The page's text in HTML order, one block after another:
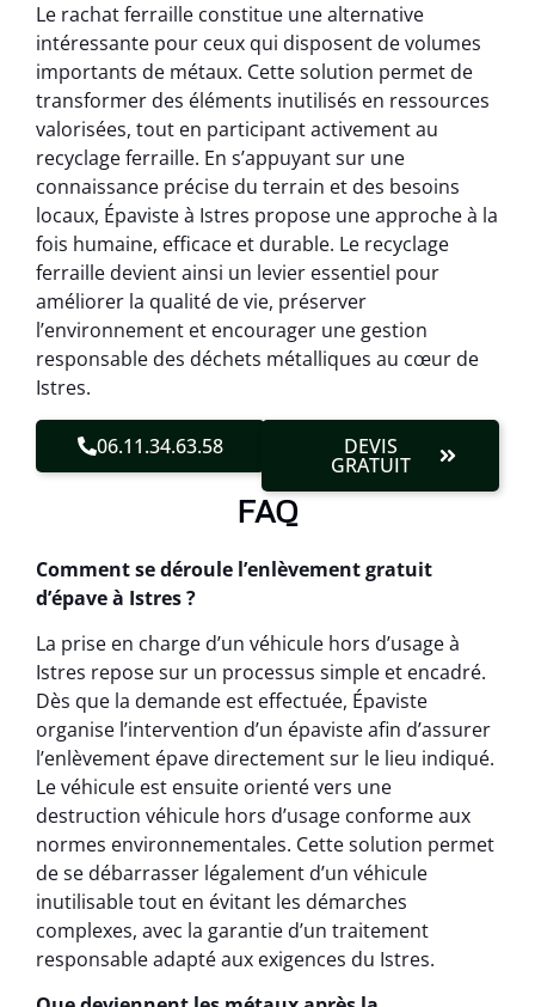
Le rachat ferraille constitue une alternative
intéressante pour ceux qui disposent de volumes
importants de métaux. Cette solution permet de
transformer des éléments inutilisés en ressources
valorisées, tout en participant activement au
recyclage ferraille. En s’appuyant sur une
connaissance précise du terrain et des besoins
locaux, Épaviste à Istres propose une approche à la
fois humaine, efficace et durable. Le recyclage
ferraille devient ainsi un levier essentiel pour
améliorer la qualité de vie, préserver
l’environnement et encourager une gestion
responsable des déchets métalliques au cœur de
Istres.
06.11.34.63.58 DEVIS
GRATUIT
FAQ
Comment se déroule l’enlèvement gratuit
d’épave à Istres ?
La prise en charge d’un véhicule hors d’usage à
Istres repose sur un processus simple et encadré.
Dès que la demande est effectuée, Épaviste
organise l’intervention d’un épaviste afin d’assurer
l’enlèvement épave directement sur le lieu indiqué.
Le véhicule est ensuite orienté vers une
destruction véhicule hors d’usage conforme aux
normes environnementales. Cette solution permet
de se débarrasser légalement d’un véhicule
inutilisable tout en évitant les démarches
complexes, avec la garantie d’un traitement
responsable adapté aux exigences du Istres.